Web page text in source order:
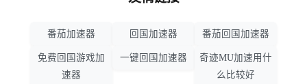
番茄加速器 回国加速器 番茄回国加速器
免费回国游戏加
速器
一键回国加速器
奇迹MU加速用什
么比较好